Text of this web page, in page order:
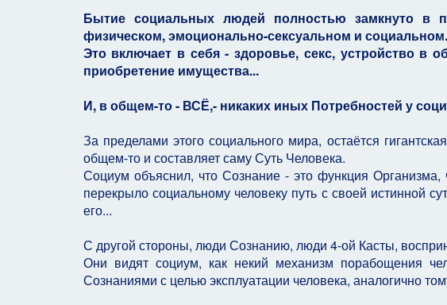
Бытие социальных людей полностью замкнуто в
физическом, эмоционально-сексуальном и социальном.
Это включает в себя - здоровье, секс, устройство в
приобретение имущества...
И, в общем-то - ВСЁ,- никаких иных Потребностей у
За пределами этого социального мира, остаётся
общем-то и составляет саму Суть Человека.
Социум объяснил, что Сознание - это функция
перекрыло социальному человеку путь с своей истинной
его...
С другой стороны, люди Сознанию, люди 4-ой Касты,
Они видят социум, как некий механизм порабощения
Сознаниями с целью эксплуатации человека, аналогично